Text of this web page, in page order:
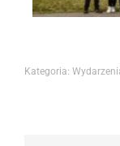
Kategoria: